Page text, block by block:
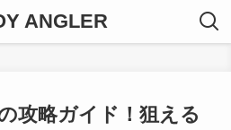
ANGLER
攻略ガイド！狙える